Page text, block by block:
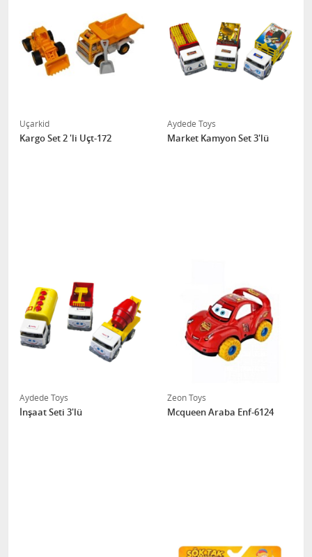
Uçarkid
Kargo Set 2 'li Uçt-172
Aydede Toys
Market Kamyon Set 3'lü
Aydede Toys
İnşaat Seti 3'lü
Zeon Toys
Mcqueen Araba Enf-6124